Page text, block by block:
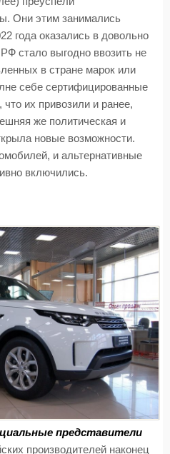
Они этим занимались
года оказались в довольно
стало выгодно ввозить не
в стране марок или
себе сертифицированные
их привозили и ранее,
же политическая и
новые возможности.
и альтернативные
включились.
представители
производителей наконец